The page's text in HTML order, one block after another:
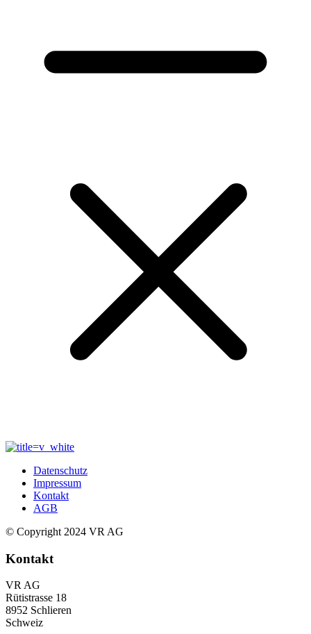
Datenschutz
Impressum
Kontakt
AGB
© Copyright 2024 VR AG
Kontakt
VR AG
Rütistrasse 18
8952 Schlieren
Schweiz